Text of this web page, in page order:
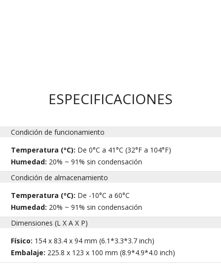
ESPECIFICACIONES
Condición de funcionamiento
Temperatura (ºC): De 0°C a 41°C (32°F a 104°F)
Humedad: 20% ~ 91% sin condensación
Condición de almacenamiento
Temperatura (ºC): De -10°C a 60°C
Humedad: 20% ~ 91% sin condensación
Dimensiones (L X A X P)
Físico: 154 x 83.4 x 94 mm (6.1*3.3*3.7 inch)
Embalaje: 225.8 x 123 x 100 mm (8.9*4.9*4.0 inch)